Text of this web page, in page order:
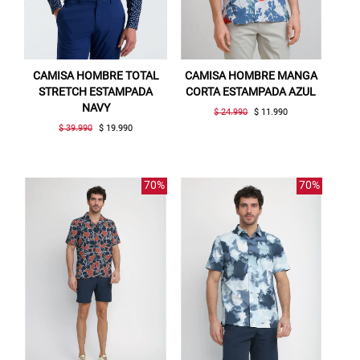
CAMISA HOMBRE TOTAL
STRETCH ESTAMPADA
NAVY
$ 39.990 $ 19.990
CAMISA HOMBRE MANGA
CORTA ESTAMPADA AZUL
$ 24.990 $ 11.990
70% 70%